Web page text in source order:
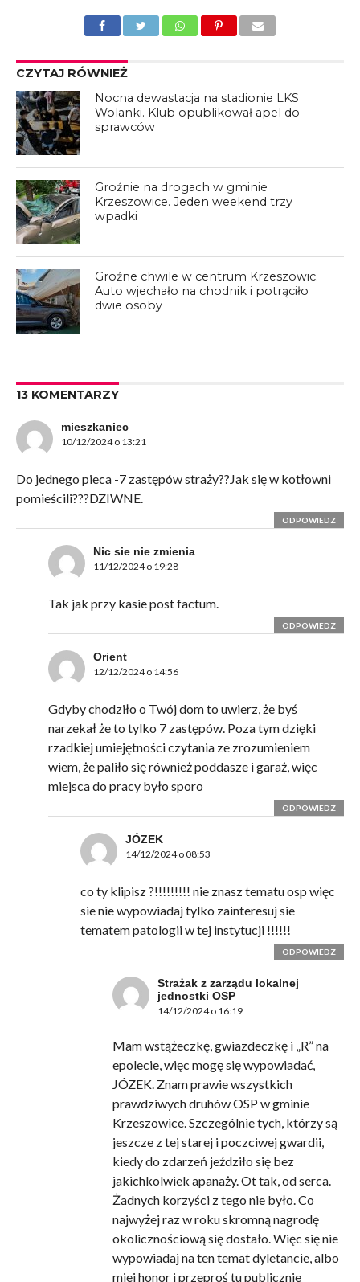
CZYTAJ RÓWNIEŻ
Nocna dewastacja na stadionie LKS
Wolanki. Klub opublikował apel do
sprawców
Groźnie na drogach w gminie
Krzeszowice. Jeden weekend trzy
wpadki
Groźne chwile w centrum Krzeszowic.
Auto wjechało na chodnik i potrąciło
dwie osoby
13 KOMENTARZY
mieszkaniec
10/12/2024 o 13:21
Do jednego pieca -7 zastępów straży??Jak się w kotłowni
pomieścili???DZIWNE.
ODPOWIEDZ
Nic sie nie zmienia
11/12/2024 o 19:28
Tak jak przy kasie post factum.
ODPOWIEDZ
Orient
12/12/2024 o 14:56
Gdyby chodziło o Twój dom to uwierz, że byś
narzekał że to tylko 7 zastępów. Poza tym dzięki
rzadkiej umiejętności czytania ze zrozumieniem
wiem, że paliło się również poddasze i garaż, więc
miejsca do pracy było sporo
ODPOWIEDZ
JÓZEK
14/12/2024 o 08:53
co ty klipisz ?!!!!!!!!! nie znasz tematu osp więc
sie nie wypowiadaj tylko zainteresuj sie
tematem patologii w tej instytucji !!!!!!
ODPOWIEDZ
Strażak z zarządu lokalnej
jednostki OSP
14/12/2024 o 16:19
Mam wstążeczkę, gwiazdeczkę i „R” na
epolecie, więc mogę się wypowiadać,
JÓZEK. Znam prawie wszystkich
prawdziwych druhów OSP w gminie
Krzeszowice. Szczególnie tych, którzy są
jeszcze z tej starej i poczciwej gwardii,
kiedy do zdarzeń jeździło się bez
jakichkolwiek apanaży. Ot tak, od serca.
Żadnych korzyści z tego nie było. Co
najwyżej raz w roku skromną nagrodę
okolicznościową się dostało. Więc się nie
wypowiadaj na ten temat dyletancie, albo
miej honor i przeproś tu publicznie